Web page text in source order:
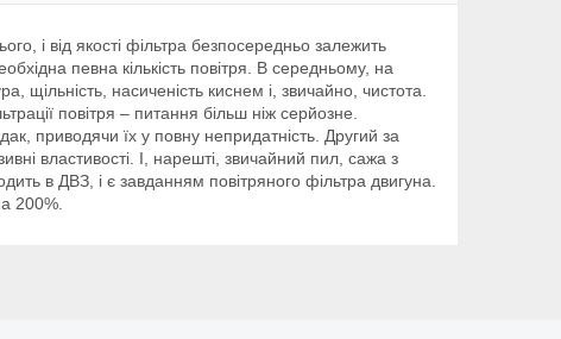
і від якості фільтра безпосередньо залежить
певна кількість повітря. В середньому, на
щільність, насиченість киснем і, звичайно, чистота.
повітря – питання більш ніж серйозне.
приводячи їх у повну непридатність. Другий за
властивості. І, нарешті, звичайний пил, сажа з
в ДВЗ, і є завданням повітряного фільтра двигуна.
200%.